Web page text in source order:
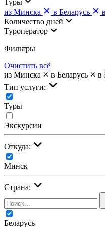
из Минска
в Беларусь
Количество дней
Туроператор
Фильтры
Очистить всё
из Минска
в Беларусь в
Тип услуги:
Туры
Экскурсии
Откуда:
Минск
Страна:
Беларусь